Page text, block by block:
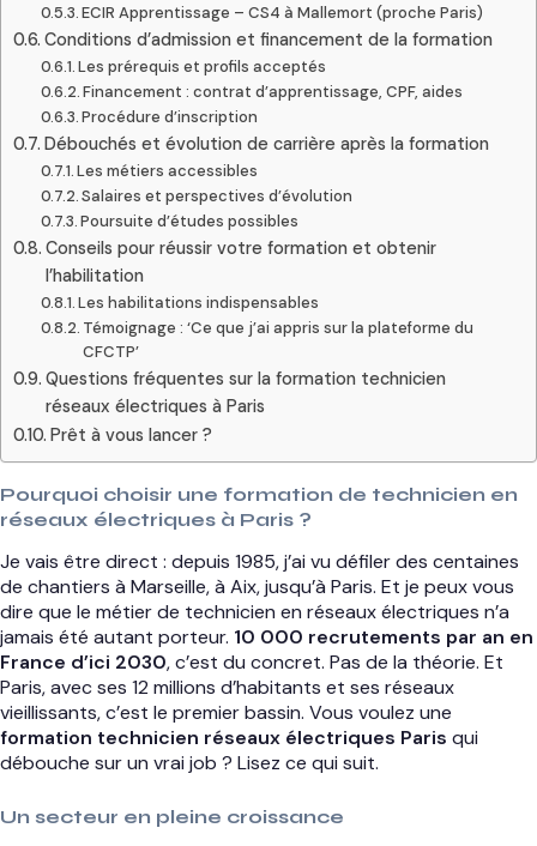
ECIR Apprentissage – CS4 à Mallemort (proche Paris)
Conditions d’admission et financement de la formation
Les prérequis et profils acceptés
Financement : contrat d’apprentissage, CPF, aides
Procédure d’inscription
Débouchés et évolution de carrière après la formation
Les métiers accessibles
Salaires et perspectives d’évolution
Poursuite d’études possibles
Conseils pour réussir votre formation et obtenir
l’habilitation
Les habilitations indispensables
Témoignage : ‘Ce que j’ai appris sur la plateforme du
CFCTP’
Questions fréquentes sur la formation technicien
réseaux électriques à Paris
Prêt à vous lancer ?
Pourquoi choisir une formation de technicien en
réseaux électriques à Paris ?
Je vais être direct : depuis 1985, j’ai vu défiler des centaines
de chantiers à Marseille, à Aix, jusqu’à Paris. Et je peux vous
dire que le métier de technicien en réseaux électriques n’a
jamais été autant porteur. 10 000 recrutements par an en
France d’ici 2030, c’est du concret. Pas de la théorie. Et
Paris, avec ses 12 millions d’habitants et ses réseaux
vieillissants, c’est le premier bassin. Vous voulez une
formation technicien réseaux électriques Paris qui
débouche sur un vrai job ? Lisez ce qui suit.
Un secteur en pleine croissance